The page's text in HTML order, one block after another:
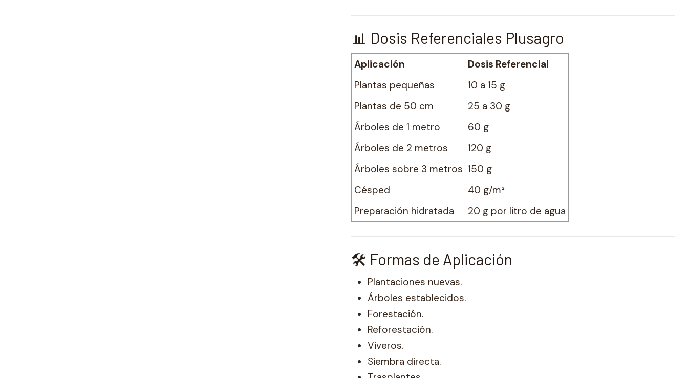
📊 Dosis Referenciales Plusagro
Aplicación
Dosis Referencial
Plantas pequeñas
10 a 15 g
Plantas de 50 cm
25 a 30 g
Árboles de 1 metro
60 g
Árboles de 2 metros
120 g
Árboles sobre 3 metros 150 g
Césped
40 g/m²
Preparación hidratada
20 g por litro de agua
🛠️ Formas de Aplicación
Plantaciones nuevas.
Árboles establecidos.
Forestación.
Reforestación.
Viveros.
Siembra directa.